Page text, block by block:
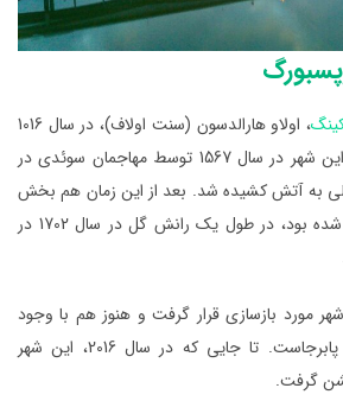
، اولاو هارالدسون (سنت اولاف)، در سال 1016
با نام بورگ تأسیس شد. این شهر در سال 1567 توسط مهاجمان سوئدی در
به آتش کشیده شد. بعد از این زمان هم بخش
زیادی از شهر که بازسازی شده بود، در طول یک رانش گل در سال 1702 در
مورد بازسازی قرار گرفت و هنوز هم با وجود
فراز و نشیب‌های فراوان پابرجاست. تا جایی که در سال 2016، این شهر
گرفت.